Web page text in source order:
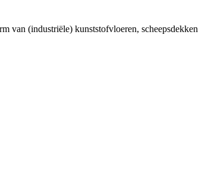
van (industriële) kunststofvloeren, scheepsdekken